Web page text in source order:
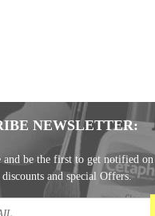
NEWSLETTER:
be the first to get notified
discounts and special Offers.